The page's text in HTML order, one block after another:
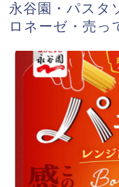
永谷園・パスタ
ロネーゼ・売っ